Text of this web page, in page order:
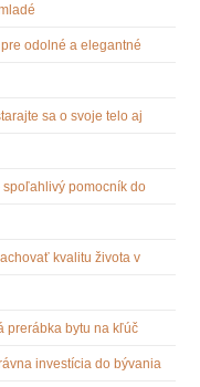
odolné a elegantné
sa o svoje telo aj
spoľahlivý pomocník do
kvalitu života v
prerábka bytu na kľúč
investícia do bývania